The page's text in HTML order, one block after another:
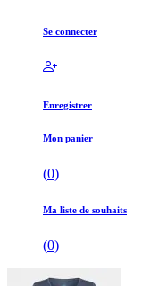
Se connecter
Enregistrer
Mon panier
(0)
Ma liste de souhaits
(0)